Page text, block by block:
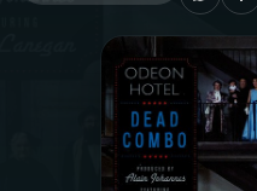
A RÁDIO
PROGRAMAÇÃO